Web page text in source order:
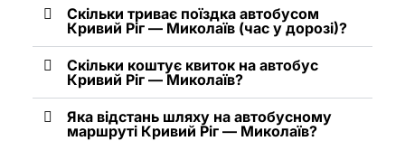
Скільки триває поїздка автобусом
Кривий Ріг — Миколаїв (час у дорозі)?
Скільки коштує квиток на автобус
Кривий Ріг — Миколаїв?
Яка відстань шляху на автобусному
маршруті Кривий Ріг — Миколаїв?